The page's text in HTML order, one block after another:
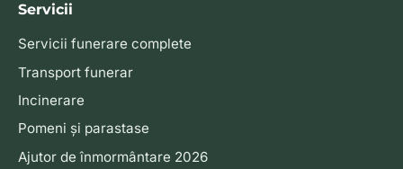
Servicii
Servicii funerare complete
Transport funerar
Incinerare
Pomeni și parastase
Ajutor de înmormântare 2026